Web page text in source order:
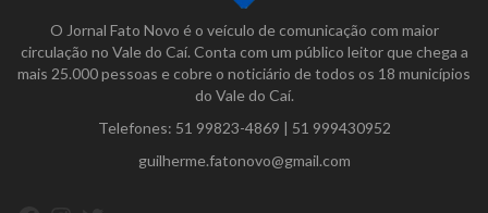
O Jornal Fato Novo é o veículo de comunicação com maior
circulação no Vale do Caí. Conta com um público leitor que chega a
mais 25.000 pessoas e cobre o noticiário de todos os 18 municípios
do Vale do Caí.
Telefones: 51 99823-4869 | 51 999430952
guilherme.fatonovo@gmail.com